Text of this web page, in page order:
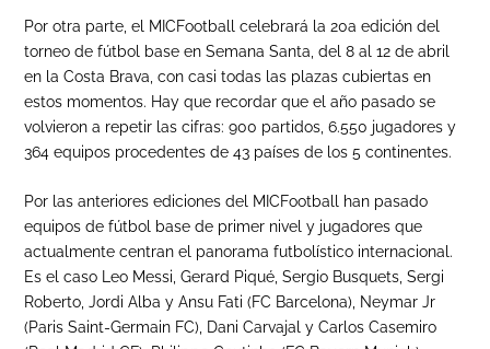
Por otra parte, el MICFootball celebrará la 20a edición del
torneo de fútbol base en Semana Santa, del 8 al 12 de abril
en la Costa Brava, con casi todas las plazas cubiertas en
estos momentos. Hay que recordar que el año pasado se
volvieron a repetir las cifras: 900 partidos, 6.550 jugadores y
364 equipos procedentes de 43 países de los 5 continentes.
Por las anteriores ediciones del MICFootball han pasado
equipos de fútbol base de primer nivel y jugadores que
actualmente centran el panorama futbolístico internacional.
Es el caso Leo Messi, Gerard Piqué, Sergio Busquets, Sergi
Roberto, Jordi Alba y Ansu Fati (FC Barcelona), Neymar Jr
(Paris Saint-Germain FC), Dani Carvajal y Carlos Casemiro